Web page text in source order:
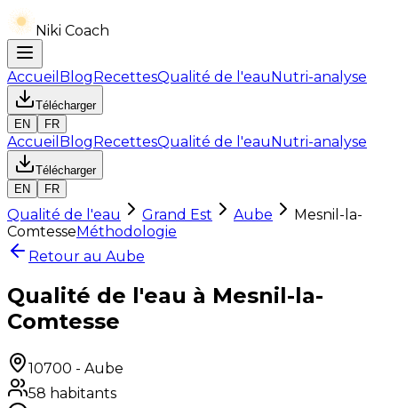
Niki Coach
Accueil BlogRecettesQualité de l'eauNutri-analyse
Télécharger
EN
FR
Accueil BlogRecettesQualité de l'eauNutri-analyse
Télécharger
EN
FR
Qualité de l'eau Grand Est Aube
Mesnil-la-
ComtesseMéthodologie
Retour au Aube
Qualité de l'eau à Mesnil-la-
Comtesse
10700 - Aube
58 habitants